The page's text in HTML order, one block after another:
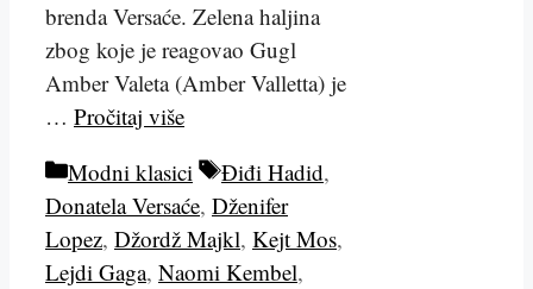
brenda Versaće. Zelena haljina
zbog koje je reagovao Gugl
Amber Valeta (Amber Valletta) je
… Pročitaj više
Kategorije
Modni klasici Tags
Điđi Hadid,
Donatela Versaće, Dženifer
Lopez, Džordž Majkl, Kejt Mos,
Lejdi Gaga, Naomi Kembel,